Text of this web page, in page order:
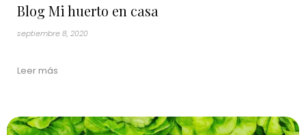
Blog Mi huerto en casa
septiembre 8, 2020
Leer más